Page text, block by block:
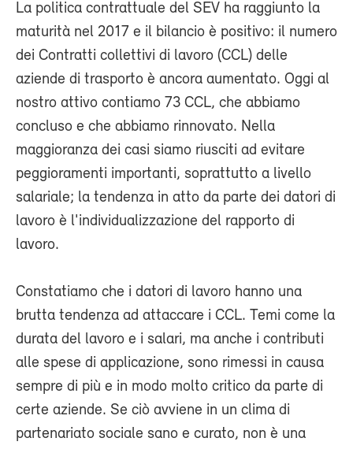
La politica contrattuale del SEV ha raggiunto la
maturità nel 2017 e il bilancio è positivo: il numero
dei Contratti collettivi di lavoro (CCL) delle
aziende di trasporto è ancora aumentato. Oggi al
nostro attivo contiamo 73 CCL, che abbiamo
concluso e che abbiamo rinnovato. Nella
maggioranza dei casi siamo riusciti ad evitare
peggioramenti importanti, soprattutto a livello
salariale; la tendenza in atto da parte dei datori di
lavoro è l'individualizzazione del rapporto di
lavoro.
Constatiamo che i datori di lavoro hanno una
brutta tendenza ad attaccare i CCL. Temi come la
durata del lavoro e i salari, ma anche i contributi
alle spese di applicazione, sono rimessi in causa
sempre di più e in modo molto critico da parte di
certe aziende. Se ciò avviene in un clima di
partenariato sociale sano e curato, non è una